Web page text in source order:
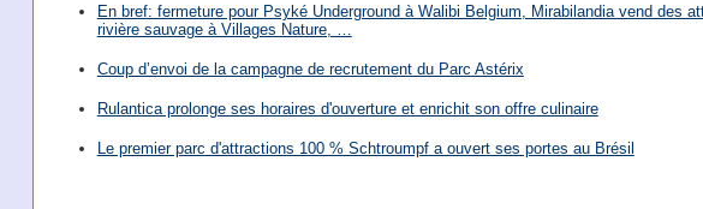
En bref: fermeture pour Psyké Underground à Walibi Belgium, Mirabilandia vend des
rivière sauvage à Villages Nature, …
Coup d’envoi de la campagne de recrutement du Parc Astérix
Rulantica prolonge ses horaires d'ouverture et enrichit son offre culinaire
Le premier parc d'attractions 100 % Schtroumpf a ouvert ses portes au Brésil